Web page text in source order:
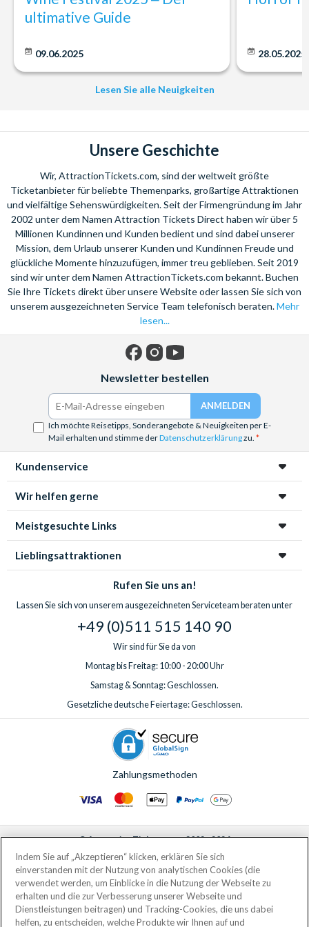
abweichend).
an. Wir beraten Sie gerne bei der Auswahl Ihrer individuellen
Ticketkombination!
ultimative Guide
09.06.2025 28.05.2025
Lesen Sie alle Neuigkeiten
Unsere Geschichte
Wir, AttractionTickets.com, sind der weltweit größte
Ticketanbieter für beliebte Themenparks, großartige Attraktionen
und vielfältige Sehenswürdigkeiten. Seit der Firmengründung im Jahr
2002 unter dem Namen Attraction Tickets Direct haben wir über 5
Millionen Kundinnen und Kunden bedient und sind dabei unserer
Mission, dem Urlaub unserer Kunden und Kundinnen Freude und
glückliche Momente hinzuzufügen, immer treu geblieben. Seit 2019
sind wir unter dem Namen AttractionTickets.com bekannt. Buchen
Sie Ihre Tickets direkt über unsere Website oder lassen Sie sich von
unserem ausgezeichneten Service Team telefonisch beraten.Mehr
lesen...
Newsletter bestellen
Ich möchte Reisetipps, Sonderangebote & Neuigkeiten per E-
Mail erhalten und stimme derDatenschutzerklärungzu.
Kundenservice
Wir helfen gerne
Meistgesuchte Links
Lieblingsattraktionen
Rufen Sie uns an!
Lassen Sie sich von unserem ausgezeichneten Serviceteam beraten unter
+49 (0)511 515 140 90
Wir sind für Sie da von
Montag bis Freitag: 10:00 - 20:00 Uhr
Samstag & Sonntag: Geschlossen.
Gesetzliche deutsche Feiertage: Geschlossen.
Zahlungsmethoden
© AttractionTickets.com 2002 - 2026
Eingetragener Firmensitz: 2nd Floor Nucleus House, 2 Lower Mortlake Road,
Richmond, United Kingdom, TW9 2JA.
AttractionTickets.com is a trading name of Attraction Tickets LTD, who are
the owners of UK Trademark Registration Nos. 3427114 and 3427117.
Registered in England with registered number 4390984 and VAT Number
795922965.
Indem Sie auf „Akzeptieren“ klicken, erklären Sie sich
einverstanden mit der Nutzung von analytischen Cookies (die
verwendet werden, um Einblicke in die Nutzung der Webseite zu
erhalten und die zur Verbesserung unserer Webseite und
Dienstleistungen beitragen) und Tracking-Cookies, die uns dabei
helfen, zu entscheiden, welche Produkte wir Ihnen auf und